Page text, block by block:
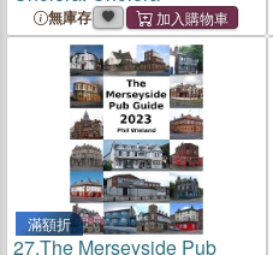
無庫存
滿額折
27.The Merseyside Pub